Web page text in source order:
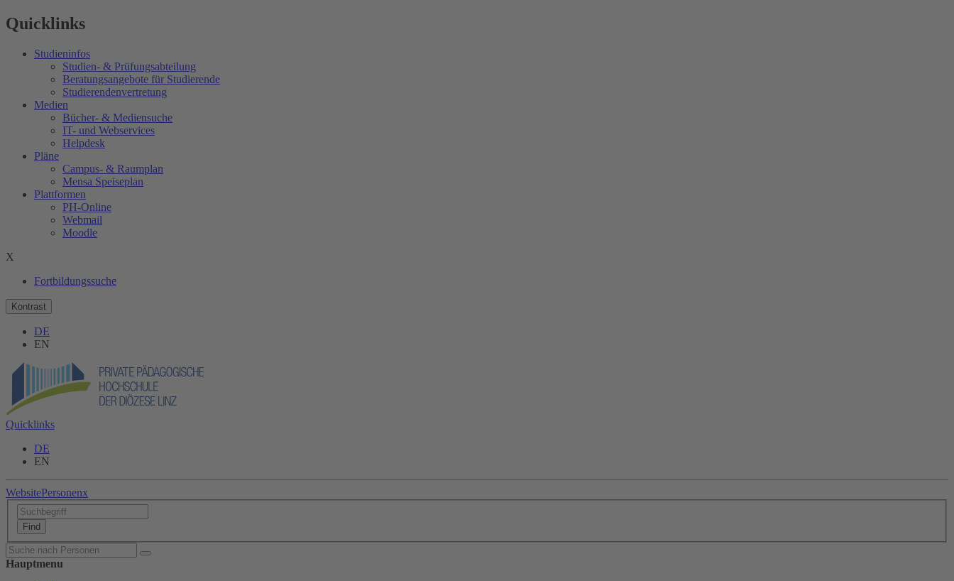
Quicklinks
Studieninfos
Studien- & Prüfungsabteilung
Beratungsangebote für Studierende
Studierendenvertretung
Medien
Bücher- & Mediensuche
IT- und Webservices
Helpdesk
Pläne
Campus- & Raumplan
Mensa Speiseplan
Plattformen
PH-Online
Webmail
Moodle
X
Fortbildungssuche
Kontrast
DE
EN
Quicklinks
DE
EN
WebsitePersonenx
Hauptmenu